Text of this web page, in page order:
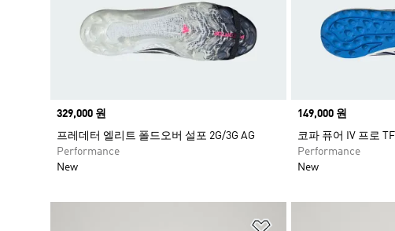
Price
329,000 원
프레데터 엘리트 폴드오버 설포 2G/3G AG
Performance
New
Price
149,000 원
코파 퓨어 IV 프로 TF
Performance
New